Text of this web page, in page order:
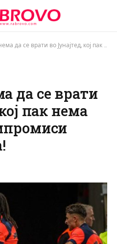
во Јунајтед, кој пак нема да прави компромиси околу цената!
да се врати
пак нема